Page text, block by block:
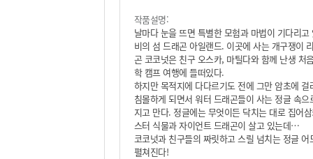
작품설명:
날마다 눈을 뜨면 특별한 모험과 마법이 기다리고
비의 섬 드래곤 아일랜드. 이곳에 사는 개구쟁이
곤 코코넛은 친구 오스카, 마틸다와 함께 난생 처
학 캠프 여행에 들떠있다.
하지만 목적지에 다다르기도 전에 그만 암초에 걸
침몰하게 되면서 워터 드래곤들이 사는 정글 속으
지고 만다. 정글에는 무엇이든 닥치는 대로 집어
스터 식물과 자이언트 드래곤이 살고 있는데…
코코넛과 친구들의 짜릿하고 스릴 넘치는 정글 어
펼쳐진다!